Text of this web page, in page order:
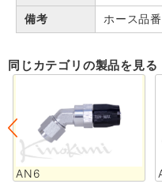
備考 ホース品
同じカテゴリの製品を見る
AN6